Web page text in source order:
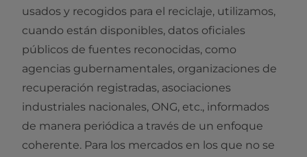
usados y recogidos para el reciclaje, utilizamos,
cuando están disponibles, datos oficiales
públicos de fuentes reconocidas, como
agencias gubernamentales, organizaciones de
recuperación registradas, asociaciones
industriales nacionales, ONG, etc., informados
de manera periódica a través de un enfoque
coherente. Para los mercados en los que no se